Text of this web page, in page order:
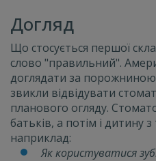
Догляд
Що стосується першої
слово "правильний".
доглядати за
звикли відвідувати
планового огляду.
батьків, а потім і дитину
наприклад:
Як користуватися